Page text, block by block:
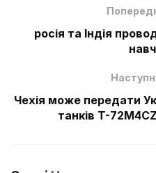
росія та Індія
Чехія може передати
танків T-